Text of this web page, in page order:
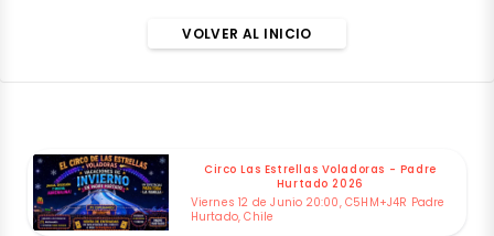
VOLVER AL INICIO
Circo Las Estrellas Voladoras - Padre
Hurtado 2026
Viernes 12 de Junio 20:00, C5HM+J4R Padre
Hurtado, Chile